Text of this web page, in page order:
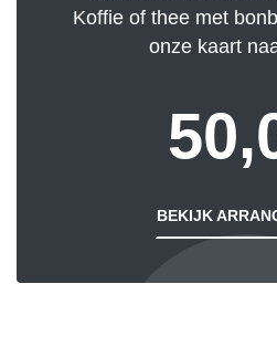
Koffie of thee met
onze kaart
BEKIJK